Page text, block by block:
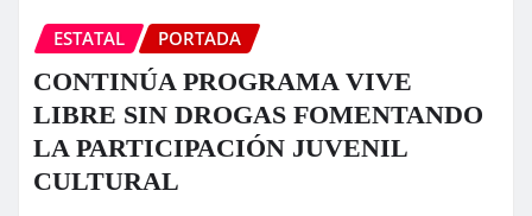
ESTATAL PORTADA
CONTINÚA PROGRAMA VIVE
LIBRE SIN DROGAS FOMENTANDO
LA PARTICIPACIÓN JUVENIL
CULTURAL